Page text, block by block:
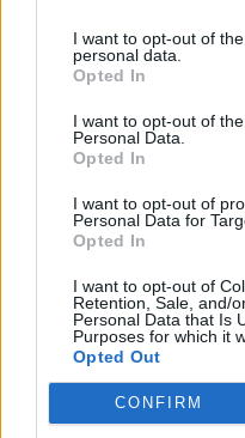
I want to opt-out of
personal data.
Opted In
I want to opt-out of
Personal Data.
Opted In
I want to opt-out of
Personal Data for
Opted In
I want to opt-out of
Retention, Sale, and/
Personal Data that Is
Purposes for which it
Opted Out
CONFIRM
Νέα δεδομένα
επαναπροσδιορίζουν
της ωοθηκικής
θετικό/HER2-